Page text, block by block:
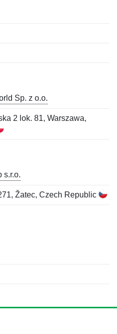
Sp. z o.o.
2 lok. 81, Warszawa,
s.r.o.
Žatec, Czech Republic